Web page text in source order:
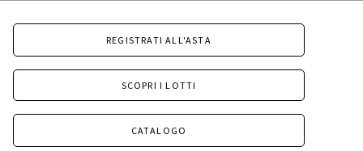
REGISTRATI ALL'ASTA
SCOPRI I LOTTI
CATALOGO